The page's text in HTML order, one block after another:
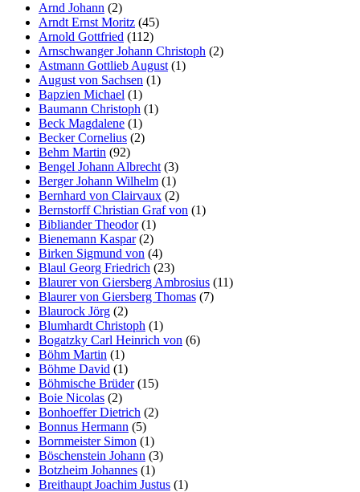
Arnd Johann (2)
Arndt Ernst Moritz (45)
Arnold Gottfried (112)
Arnschwanger Johann Christoph (2)
Astmann Gottlieb August (1)
August von Sachsen (1)
Bapzien Michael (1)
Baumann Christoph (1)
Beck Magdalene (1)
Becker Cornelius (2)
Behm Martin (92)
Bengel Johann Albrecht (3)
Berger Johann Wilhelm (1)
Bernhard von Clairvaux (2)
Bernstorff Christian Graf von (1)
Bibliander Theodor(1)
Bienemann Kaspar(2)
Birken Sigmund von (4)
Blaul Georg Friedrich (23)
Blaurer von Giersberg Ambrosius (11)
Blaurer von Giersberg Thomas (7)
Blaurock Jörg (2)
Blumhardt Christoph (1)
Bogatzky Carl Heinrich von (6)
Böhm Martin (1)
Böhme David (1)
Böhmische Brüder(15)
Boie Nicolas (2)
Bonhoeffer Dietrich (2)
Bonnus Hermann (5)
Bornmeister Simon (1)
Böschenstein Johann (3)
Botzheim Johannes (1)
Breithaupt Joachim Justus (1)